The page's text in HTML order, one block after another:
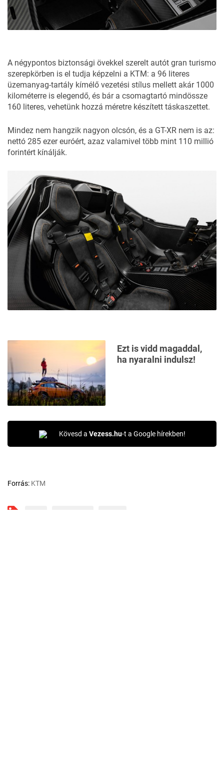
A négypontos biztonsági övekkel szerelt autót gran turismo
szerepkörben is el tudja képzelni a KTM: a 96 literes
üzemanyag-tartály kímélő vezetési stílus mellett akár 1000
kilométerre is elegendő, és bár a csomagtartó mindössze
160 literes, vehetünk hozzá méretre készített táskaszettet.
Mindez nem hangzik nagyon olcsón, és a GT-XR nem is az:
nettó 285 ezer euróért, azaz valamivel több mint 110 millió
forintért kínálják.
Ezt is vidd magaddal,
ha nyaralni indulsz!
Kövesd a Vezess.hu-t a Google hírekben!
Forrás: KTM